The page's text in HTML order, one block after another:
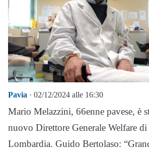
Pavia · 02/12/2024 alle 16:30
Mario Melazzini, 66enne pavese, è
nuovo Direttore Generale Welfare
Lombardia. Guido Bertolaso: